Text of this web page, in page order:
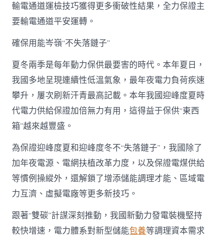
輸電通道運檢技巧獲得更多衝破性結果，全力保證主
要輸電通道平安運轉。
確保用能岑嶺“不失落鏈子”
夏冬兩季是每年動力保供最要害的時代。本年夏日，
我國多地呈現連續性低溫氣象，最年夜電力負荷疾速
攀升，屢次刷新汗青最高記載。本年我國迎峰度夏時
代電力供給保證加倍無力有用，這得益于保供“東西
箱”越來越豐盛。
為保證迎峰度夏和迎峰度冬不“失落鏈子”，我國除了
加年夜電源、電網扶植改革力度，以及保證電煤供給
等慣例操縱外，還解鎖了增添儲能調理才能、區域電
力互濟、虛擬電廠等更多新技巧。
跟著“雙碳”計謀深刻推動，我國新動力發電裝機堅持
較快增速，電力體系對新型儲能包養等調理資本需求